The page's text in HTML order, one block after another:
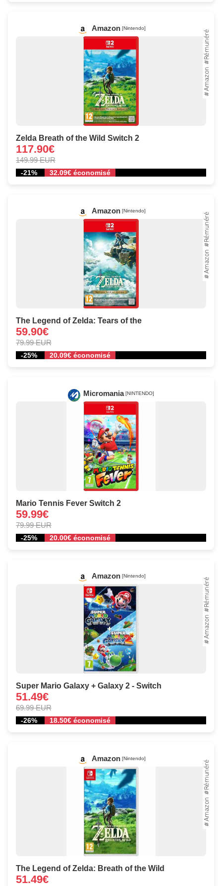
Amazon [Nintendo]
Zelda Breath of the Wild Switch 2
117.90€
149.99 EUR
-21% 32.09€ économisé
Amazon [Nintendo]
The Legend of Zelda: Tears of the
59.90€
79.99 EUR
-25% 20.09€ économisé
Micromania [NINTENDO]
Mario Tennis Fever Switch 2
59.99€
79.99 EUR
-25% 20.00€ économisé
Amazon [Nintendo]
Super Mario Galaxy + Galaxy 2 - Switch
51.49€
69.99 EUR
-26% 18.50€ économisé
Amazon [Nintendo]
The Legend of Zelda: Breath of the Wild
51.49€